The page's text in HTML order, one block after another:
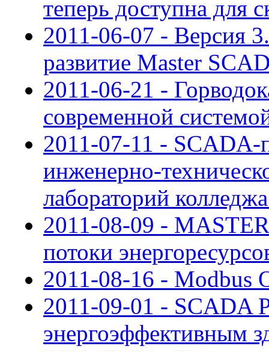
теперь доступна для
2011-06-07 - Версия
развитие Master
2011-06-21 -
современной
2011-07-11 - SCADA-
инженерно-
лабораторий
2011-08-09 -
потоки
2011-08-16 - Modbus
2011-09-01 - SCADA
энергоэффективным